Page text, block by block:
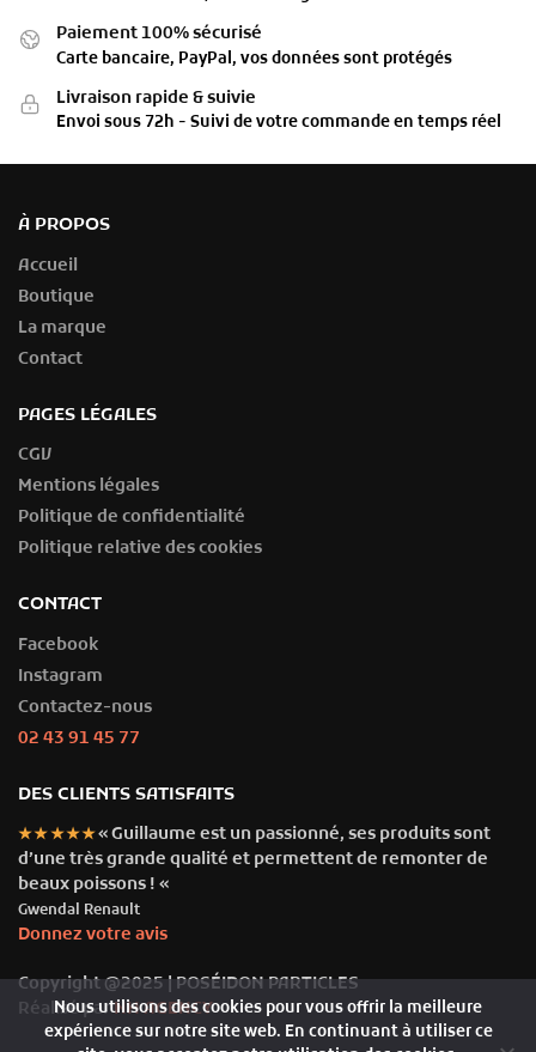
Paiement 100% sécurisé
Carte bancaire, PayPal, vos données sont protégés
Livraison rapide & suivie
Envoi sous 72h - Suivi de votre commande en temps réel
À PROPOS
Accueil
Boutique
La marque
Contact
PAGES LÉGALES
CGV
Mentions légales
Politique de confidentialité
Politique relative des cookies
CONTACT
Facebook
Instagram
Contactez-nous
02 43 91 45 77
DES CLIENTS SATISFAITS
★★★★★« Guillaume est un passionné, ses produits sont
d’une très grande qualité et permettent de remonter de
beaux poissons ! «
Gwendal Renault
Donnez votre avis
Copyright @2025 | POSÉIDON PARTICLES
Réalisé parNH AGENCY
Nous utilisons des cookies pour vous offrir la meilleure
expérience sur notre site web. En continuant à utiliser ce